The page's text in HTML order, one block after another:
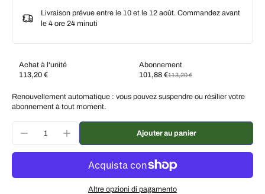
Livraison prévue entre le 10 et le 12 août. Commandez avant
le 4 ore 24 minuti
Achat à l'unité
113,20 €
Abonnement
101,88 €113,20 €
Abonnez-vous et économisez
Livraison toutes les deux semaines, 10 % de
Livraison toutes les 3 semaines, 7 % de
Renouvellement automatique : vous pouvez suspendre ou résilier votre
abonnement à tout moment.
Ajouter au panier
Altre opzioni di pagamento